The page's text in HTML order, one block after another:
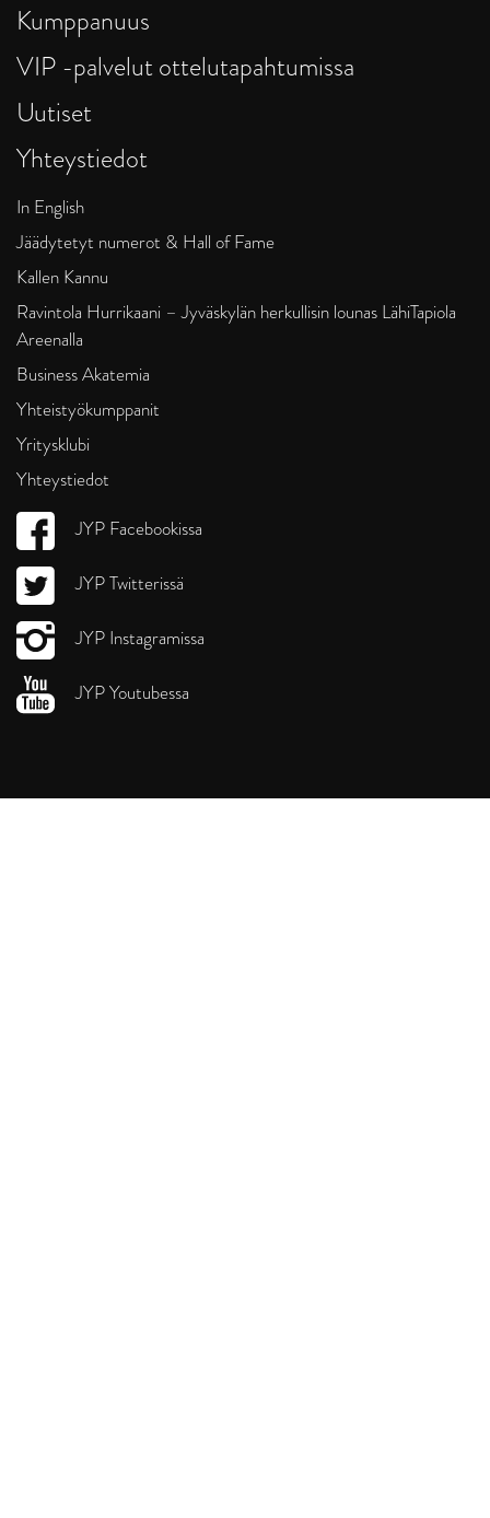
Kumppanuus
VIP -palvelut ottelutapahtumissa
Uutiset
Yhteystiedot
In English
Jäädytetyt numerot & Hall of Fame
Kallen Kannu
Ravintola Hurrikaani – Jyväskylän herkullisin lounas LähiTapiola
Areenalla
Business Akatemia
Yhteistyökumppanit
Yritysklubi
Yhteystiedot
JYP Facebookissa
JYP Twitterissä
JYP Instagramissa
JYP Youtubessa